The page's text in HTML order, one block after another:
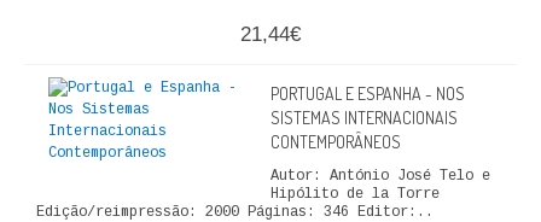
21,44€
PORTUGAL E ESPANHA - NOS
SISTEMAS INTERNACIONAIS
CONTEMPORÂNEOS
Autor: António José Telo e
Hipólito de la Torre
Edição/reimpressão: 2000 Páginas: 346 Editor:..